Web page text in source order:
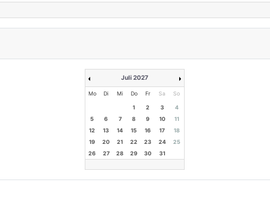
Juli 2027
Mo Di Mi Do Fr Sa So
1 2 3
4
5
6 7 8 9 10
11
12
13 14 15 16 17
18
19
20 21 22 23 24
25
26
27 28 29 30 31